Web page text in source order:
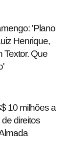
'Plano
Henrique,
Textor. Que
10 milhões a
direitos